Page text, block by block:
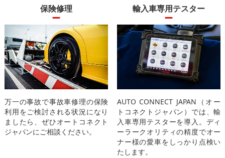
保険修理
万一の事故で事故車修理の保険
利用をご検討される状況になり
ましたら、ぜひオートコネクト
ジャパンにご相談ください。
輸入車専用テスター
AUTO CONNECT JAPAN（オー
トコネクトジャパン）では、輸
入車専用テスターを導入。ディ
ーラークオリティの精度でオー
ナー様の愛車をしっかり点検い
たします。